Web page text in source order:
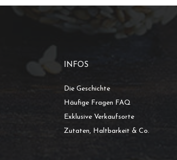
INFOS
Die Geschichte
Häufige Fragen FAQ
Exklusive Verkaufsorte
Zutaten, Haltbarkeit & Co.